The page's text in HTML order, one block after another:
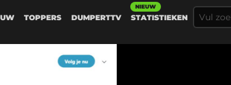
TOPPERS DUMPERTTV STATISTIEKEN
NIEUW